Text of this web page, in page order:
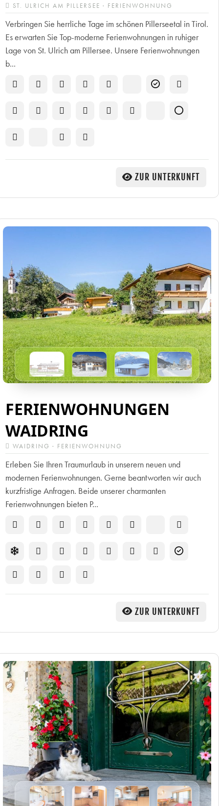
ST. ULRICH AM PILLERSEE · FERIENWOHNUNG
Verbringen Sie herrliche Tage im schönen Pillerseetal in Tirol.
Es erwarten Sie Top-moderne Ferienwohnungen in ruhiger
Lage von St. Ulrich am Pillersee. Unsere Ferienwohnungen
b...
ZUR UNTERKUNFT
FERIENWOHNUNGEN
WAIDRING
WAIDRING · FERIENWOHNUNG
Erleben Sie Ihren Traumurlaub in unserern neuen und
modernen Ferienwohnungen. Gerne beantworten wir auch
kurzfristige Anfragen. Beide unserer charmanten
Ferienwohnungen bieten P...
ZUR UNTERKUNFT